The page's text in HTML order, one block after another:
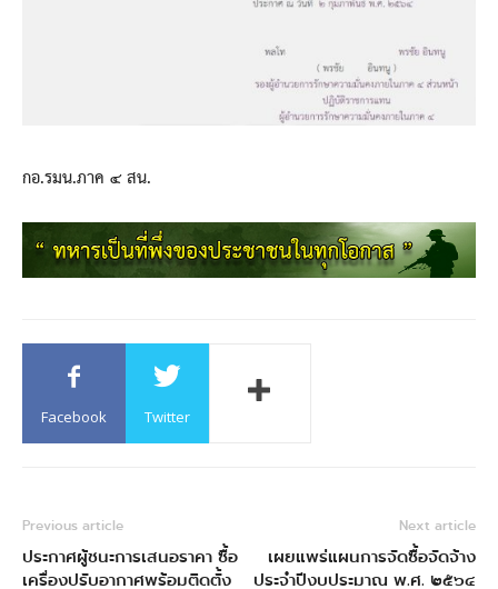
กอ.รมน.ภาค ๔ สน.
Facebook Twitter
Previous article
ประกาศผู้ชนะการเสนอราคา ซื้อ
เครื่องปรับอากาศพร้อมติดตั้ง
Next article
เผยแพร่แผนการจัดซื้อจัดจ้าง
ประจำปีงบประมาณ พ.ศ. ๒๕๖๔